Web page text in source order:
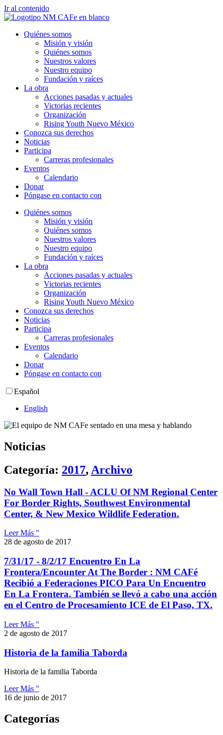
Ir al contenido
Quiénes somos
Misión y visión
Quiénes somos
Nuestros valores
Nuestro equipo
Fundación y raíces
La obra
Acciones pasadas y actuales
Victorias recientes
Organización
Rising Youth Nuevo México
Conozca sus derechos
Noticias
Participa
Carreras profesionales
Eventos
Calendario
Donar
Póngase en contacto con
Quiénes somos
Misión y visión
Quiénes somos
Nuestros valores
Nuestro equipo
Fundación y raíces
La obra
Acciones pasadas y actuales
Victorias recientes
Organización
Rising Youth Nuevo México
Conozca sus derechos
Noticias
Participa
Carreras profesionales
Eventos
Calendario
Donar
Póngase en contacto con
Español
English
Noticias
Categoría: 2017, Archivo
No Wall Town Hall - ACLU Of NM Regional Center
For Border Rights, Southwest Environmental
Center, & New Mexico Wildlife Federation.
Leer Más "
28 de agosto de 2017
7/31/17 - 8/2/17 Encuentro En La
Frontera/Encounter At The Border : NM CAFé
Recibió a Federaciones PICO Para Un Encuentro
En La Frontera. También se llevó a cabo una acción
en el Centro de Procesamiento ICE de El Paso, TX.
Leer Más "
2 de agosto de 2017
Historia de la familia Taborda
Historia de la familia Taborda
Leer Más "
16 de junio de 2017
Categorías